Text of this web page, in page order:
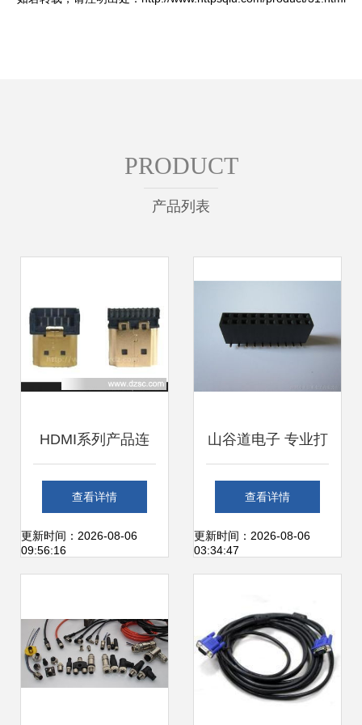
PRODUCT
产品列表
HDMI系列产品连
接器 高质量视音频
传输的首选方案
查看详情
更新时间：2026-08-06
09:56:16
山谷道电子 专业打
造高品质连接器系
列产品
查看详情
更新时间：2026-08-06
03:34:47